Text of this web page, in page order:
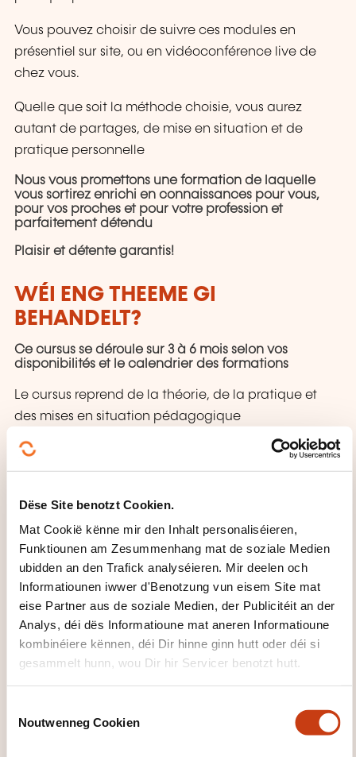
Dëse Site benotzt Cookien.
Mat Cookië kënne mir den Inhalt personaliséieren,
Funktiounen am Zesummenhang mat de soziale Medien
ubidden an den Trafick analyséieren. Mir deelen och
Informatiounen iwwer d'Benotzung vun eisem Site mat
eise Partner aus de soziale Medien, der Publicitéit an der
Analys, déi dës Informatioune mat aneren Informatioune
kombinéiere kënnen, déi Dir hinne ginn hutt oder déi si
gesammelt hunn, wou Dir hir Servicer benotzt hutt.
Noutwenneg Cookien
Vous pouvez choisir de suivre ces modules en
présentiel sur site, ou en vidéoconférence live de
chez vous.
Quelle que soit la méthode choisie, vous aurez
autant de partages, de mise en situation et de
pratique personnelle
Nous vous promettons une formation de laquelle
vous sortirez enrichi en connaissances pour vous,
pour vos proches et pour votre profession et
parfaitement détendu
Plaisir et détente garantis!
WÉI ENG THEEME GI
BEHANDELT?
Ce cursus se déroule sur 3 à 6 mois selon vos
disponibilités et le calendrier des formations
Le cursus reprend de la théorie, de la pratique et
des mises en situation pédagogique
Pour profiter pleinement de ce cursus:
appris
Transmettez autour de vous ce que vous avez
appris dés le 1er module de formation
Programme par module
Relaxation niveau 1
Définition de la relaxation et des différentes
méthodes abordées (training Autogène de
introduction à la sophrologie, approche de la